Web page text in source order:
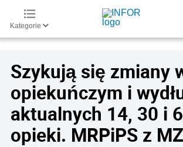
Kategorie
Szykują się zmiany
opiekuńczym i
aktualnych 14, 30 i
opieki. MRPiPS z